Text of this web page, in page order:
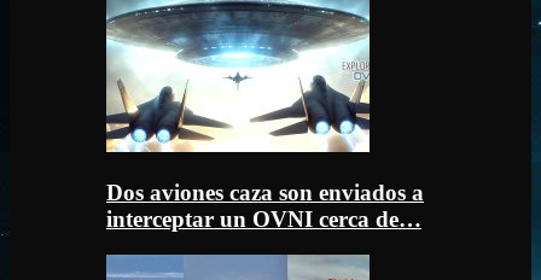
Dos aviones caza son enviados a
interceptar un OVNI cerca de…